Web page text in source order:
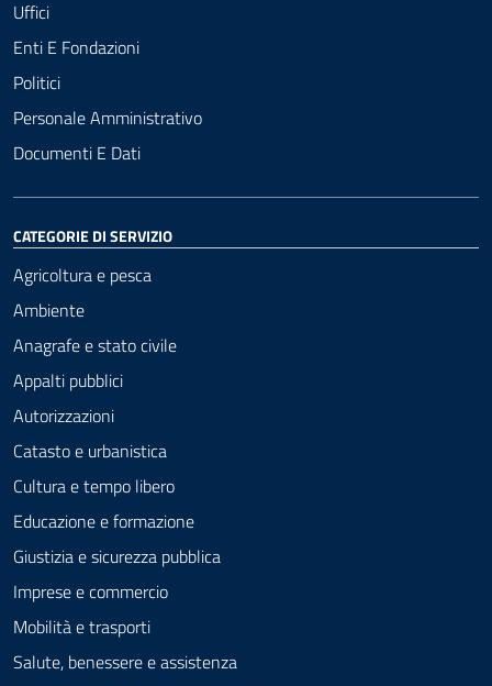
Uffici
Enti E Fondazioni
Politici
Personale Amministrativo
Documenti E Dati
CATEGORIE DI SERVIZIO
Agricoltura e pesca
Ambiente
Anagrafe e stato civile
Appalti pubblici
Autorizzazioni
Catasto e urbanistica
Cultura e tempo libero
Educazione e formazione
Giustizia e sicurezza pubblica
Imprese e commercio
Mobilità e trasporti
Salute, benessere e assistenza